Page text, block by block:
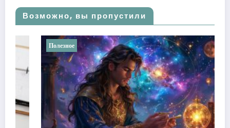
Возможно, вы пропустили
Полезное